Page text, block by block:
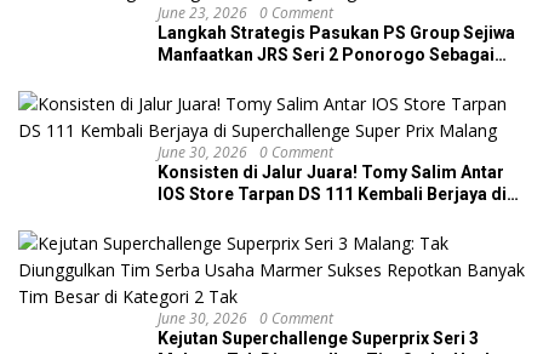
June 23, 2026 0 Comment
Langkah Strategis Pasukan PS Group Sejiwa
Manfaatkan JRS Seri 2 Ponorogo Sebagai
June 30, 2026 0 Comment
Konsisten di Jalur Juara! Tomy Salim Antar
IOS Store Tarpan DS 111 Kembali Berjaya di
June 30, 2026 0 Comment
Kejutan Superchallenge Superprix Seri 3